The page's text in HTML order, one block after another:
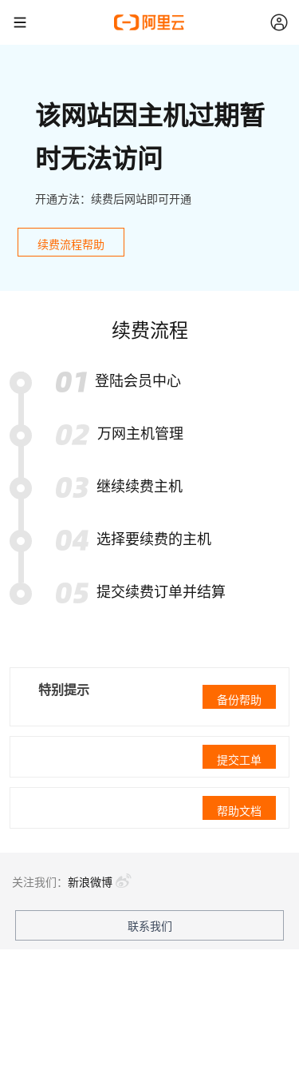
该网站因主机过期暂
时无法访问
开通方法：续费后网站即可开通
续费流程帮助
续费流程
登陆会员中心
万网主机管理
继续续费主机
选择要续费的主机
提交续费订单并结算
特别提示
备份帮助
提交工单
帮助文档